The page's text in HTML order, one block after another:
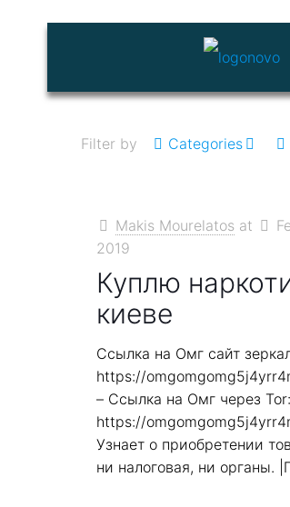
Filter by Categories
Makis Mourelatos at
2019
Куплю
киеве
Ссылка на Омг сайт
https://
– Ссылка на Омг через Tor:
https://
Узнает о приобретении
ни налоговая, ни органы.